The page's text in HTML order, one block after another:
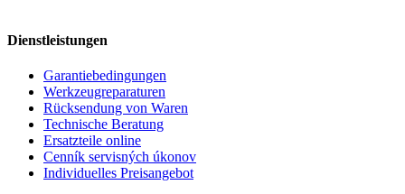
Dienstleistungen
Garantiebedingungen
Werkzeugreparaturen
Rücksendung von Waren
Technische Beratung
Ersatzteile online
Cenník servisných úkonov
Individuelles Preisangebot